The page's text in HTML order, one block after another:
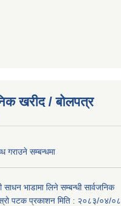
खरीद / बोलपत्र
गराउने सम्बन्धमा
साधन भाडामा लिने सम्बन्धी सार्वजनिक
पटक प्रकाशन मिति : २०८३/०४/०८